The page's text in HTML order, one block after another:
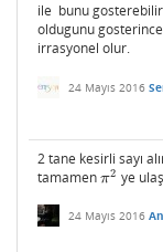
ile bunu
oldugunu
irrasyonel olur.
24 Mayıs 2016
2 tane kesirli sayı
tamamen π2
π2 ye
24 Mayıs 2016